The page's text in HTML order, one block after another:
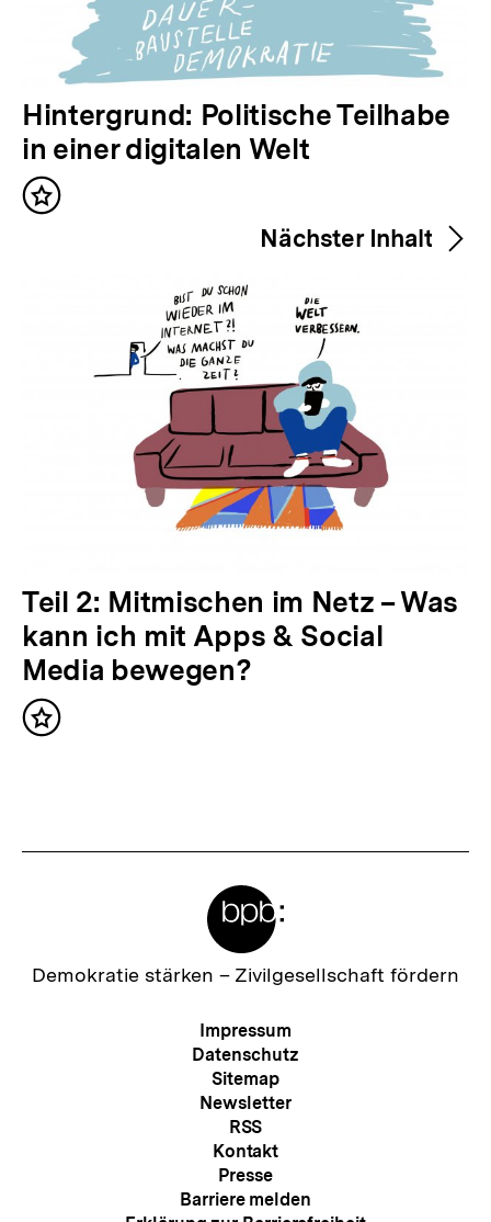
V
o
r
h
l
t
:
Hintergrund: Politische Teilhabe
in einer digitalen Welt
Inhalt
Nächster Inhalt
N
ä
c
h
s
a
Teil 2: Mitmischen im Netz – Was
kann ich mit Apps & Social
Media bewegen?
Inhalt
Zur
Demokratie stärken – Zivilgesellschaft fördern
Meta-
Navigation
Impressum
Datenschutz
Sitemap
Newsletter
RSS
Kontakt
Presse
Barriere melden